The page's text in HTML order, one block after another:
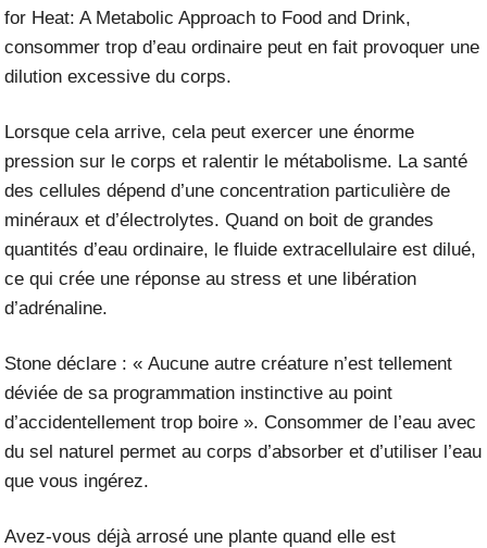
for Heat: A Metabolic Approach to Food and Drink,
consommer trop d’eau ordinaire peut en fait provoquer une
dilution excessive du corps.
Lorsque cela arrive, cela peut exercer une énorme
pression sur le corps et ralentir le métabolisme. La santé
des cellules dépend d’une concentration particulière de
minéraux et d’électrolytes. Quand on boit de grandes
quantités d’eau ordinaire, le fluide extracellulaire est dilué,
ce qui crée une réponse au stress et une libération
d’adrénaline.
Stone déclare : « Aucune autre créature n’est tellement
déviée de sa programmation instinctive au point
d’accidentellement trop boire ». Consommer de l’eau avec
du sel naturel permet au corps d’absorber et d’utiliser l’eau
que vous ingérez.
Avez-vous déjà arrosé une plante quand elle est